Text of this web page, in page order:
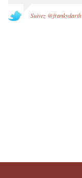
Suivez @frankydarth